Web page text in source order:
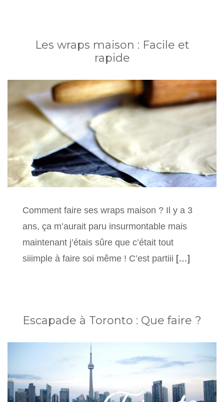
Les wraps maison : Facile et
rapide
Comment faire ses wraps maison ? Il y a 3
ans, ça m’aurait paru insurmontable mais
maintenant j’étais sûre que c’était tout
siiimple à faire soi même ! C’est partiii […]
Escapade à Toronto : Que faire ?